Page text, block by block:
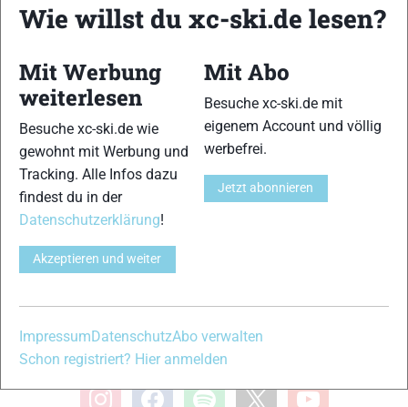
News aus dem Skilanglauf, Biathlon und der Nordischen
Kombination, einer Loipendatenbank,
und allem was du sonst noch über deine Lieblingssportarten
wissen solltest.
ObSkilanglauf-Anfänger oder Profi-Sportler, wir haben
immer ein offenes Ohr für dich! Du kannst uns jederzeit über
dasKontaktformularerreichen.
Partner
xc-ski.de in Social Media
instagramfacebookspotify x youtube
Wie willst du xc-ski.de lesen?
Mit Werbung
weiterlesen
Besuche xc-ski.de wie
gewohnt mit Werbung und
Tracking. Alle Infos dazu
findest du in der
Datenschutzerklärung!
Akzeptieren und weiter
Mit Abo
Besuche xc-ski.de mit
eigenem Account und völlig
werbefrei.
Jetzt abonnieren
Impressum DatenschutzAbo verwalten
Schon registriert? Hier anmelden